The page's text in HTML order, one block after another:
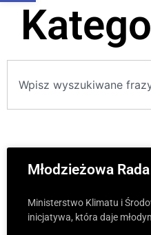
Młodzieżowa
Ministerstwo Klimatu i
inicjatywa, która daje